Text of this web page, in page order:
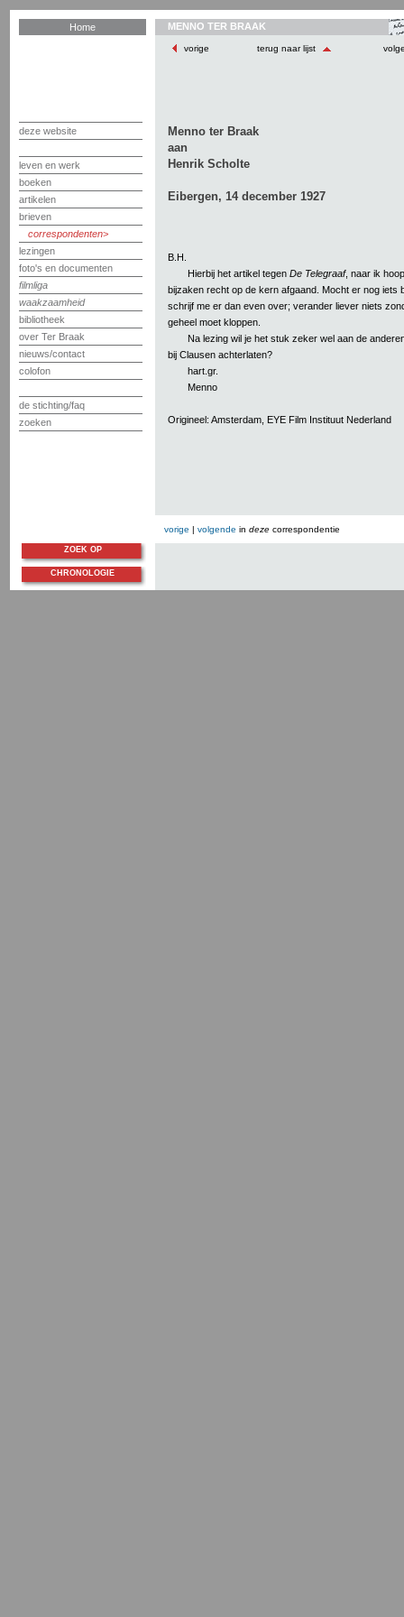
Home
deze website
leven en werk
boeken
artikelen
brieven
correspondenten
lezingen
foto's en documenten
filmliga
waakzaamheid
bibliotheek
over Ter Braak
nieuws/contact
colofon
de stichting/faq
zoeken
MENNO TER BRAAK
vorige terug naar lijst
Menno ter Braak
aan
Henrik Scholte
Eibergen, 14 december 1927
B.H.
Hierbij het artikel tegen De Telegraaf, naar ik
bijzaken recht op de kern afgaand. Mocht er nog iets
schrijf me er dan even over; verander liever niets
geheel moet kloppen.
Na lezing wil je het stuk zeker wel aan de
bij Clausen achterlaten?
hart.gr.
Menno
Origineel: Amsterdam, EYE Film Instituut Nederland
vorige | volgende in deze correspondentie
ZOEK OP
CHRONOLOGIE